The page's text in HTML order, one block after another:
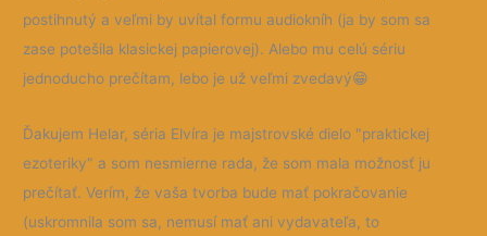
postihnutý a veľmi by uvítal formu audiokníh (ja by som sa
zase potešila klasickej papierovej). Alebo mu celú sériu
jednoducho prečítam, lebo je už veľmi zvedavý😁
Ďakujem Helar, séria Elvíra je majstrovské dielo "praktickej
ezoteriky" a som nesmierne rada, že som mala možnosť ju
prečítať. Verím, že vaša tvorba bude mať pokračovanie
(uskromnila som sa, nemusí mať ani vydavateľa, to